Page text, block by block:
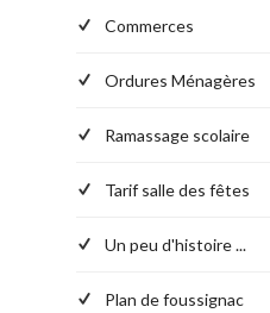
Commerces
Ordures Ménagères
Ramassage scolaire
Tarif salle des fêtes
Un peu d'histoire ...
Plan de foussignac